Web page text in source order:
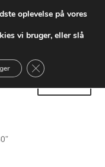
kr.
forsendelse
oplevelse på vores
vi bruger, eller slå
Close GDPR